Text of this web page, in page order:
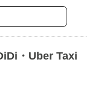
・Uber Taxi